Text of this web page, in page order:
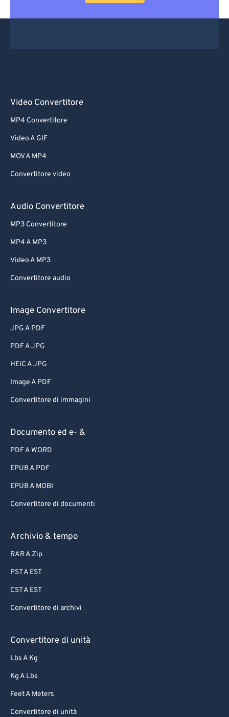
Video Convertitore
MP4 Convertitore
Video A GIF
MOV A MP4
Convertitore video
Audio Convertitore
MP3 Convertitore
MP4 A MP3
Video A MP3
Convertitore audio
Image Convertitore
JPG A PDF
PDF A JPG
HEIC A JPG
Image A PDF
Convertitore di immagini
Documento ed e- &
PDF A WORD
EPUB A PDF
EPUB A MOBI
Convertitore di documenti
Archivio & tempo
RAR A Zip
PST A EST
CST A EST
Convertitore di archivi
Convertitore di unità
Lbs A Kg
Kg A Lbs
Feet A Meters
Convertitore di unità